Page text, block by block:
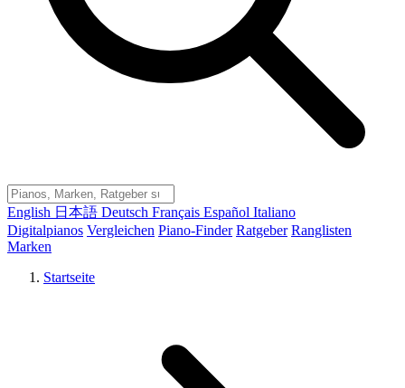
English 日本語 Deutsch Français Español Italiano
Digitalpianos Vergleichen Piano-Finder Ratgeber Ranglisten
Marken
Startseite